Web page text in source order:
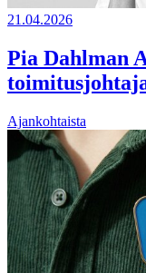
21.04.2026
Pia Dahlman
Ajankohtaista